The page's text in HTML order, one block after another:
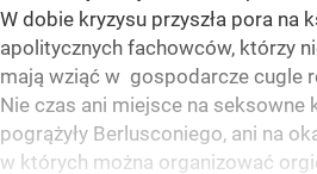
W dobie kryzysu przyszła pora na
apolitycznych fachowców, którzy
mają wziąć w gospodarcze cugle
Nie czas ani miejsce na seksowne
pogrążyły Berlusconiego, ani na
w których można organizować